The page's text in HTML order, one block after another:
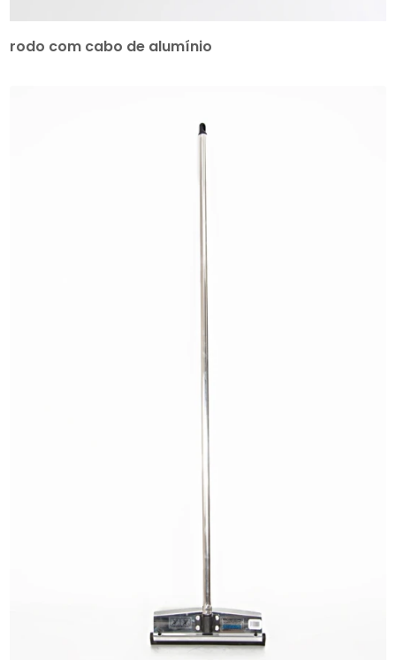
rodo com cabo de alumínio